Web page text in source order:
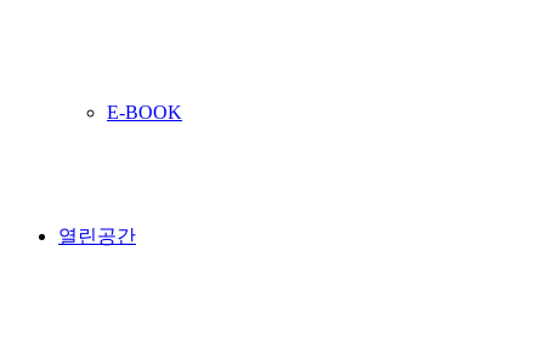
E-BOOK
열린공간